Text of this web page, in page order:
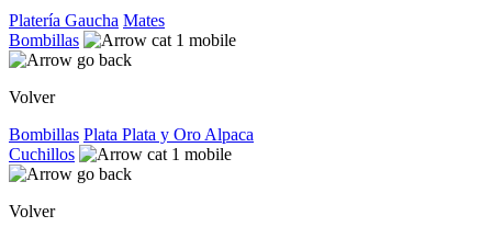
Platería Gaucha Mates
Bombillas
Volver
Bombillas Plata Plata y Oro Alpaca
Cuchillos
Volver